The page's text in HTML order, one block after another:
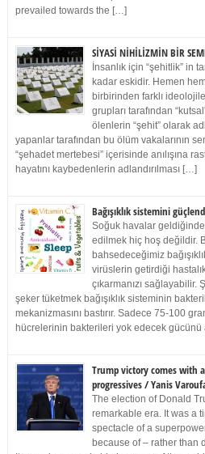
prevailed towards the […]
SİYASİ NİHİLİZMİN BİR
İnsanlık için “şehitlik” in
kadar eskidir. Hemen
birbirinden farklı
grupları tarafından
ölenlerin “şehit” olarak
yapanlar tarafından bu ölüm vakalarının
“şehadet mertebesi” içerisinde anılışına
hayatını kaybedenlerin adlandırılması […]
Bağışıklık sistemini
Soğuk havalar
edilmek hiç hoş değildir.
bahsedeceğimiz
virüslerin getirdiği
çıkarmanızı sağlayabilir.
şeker tüketmek bağışıklık sisteminin
mekanizmasını bastırır. Sadece 75-100
hücrelerinin bakterileri yok edecek gücünü
Trump victory comes with
progressives / Yanis
The election of Donald
remarkable era. It was a
spectacle of a
because of – rather than